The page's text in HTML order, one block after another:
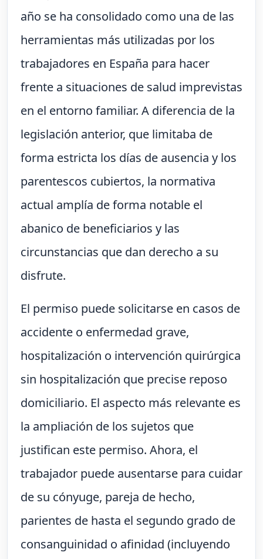
año se ha consolidado como una de las
herramientas más utilizadas por los
trabajadores en España para hacer
frente a situaciones de salud imprevistas
en el entorno familiar. A diferencia de la
legislación anterior, que limitaba de
forma estricta los días de ausencia y los
parentescos cubiertos, la normativa
actual amplía de forma notable el
abanico de beneficiarios y las
circunstancias que dan derecho a su
disfrute.
El permiso puede solicitarse en casos de
accidente o enfermedad grave,
hospitalización o intervención quirúrgica
sin hospitalización que precise reposo
domiciliario. El aspecto más relevante es
la ampliación de los sujetos que
justifican este permiso. Ahora, el
trabajador puede ausentarse para cuidar
de su cónyuge, pareja de hecho,
parientes de hasta el segundo grado de
consanguinidad o afinidad (incluyendo